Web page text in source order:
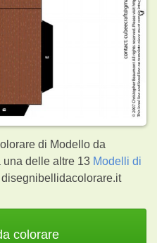
di Modello da
una delle altre 13 Modelli di
colorare